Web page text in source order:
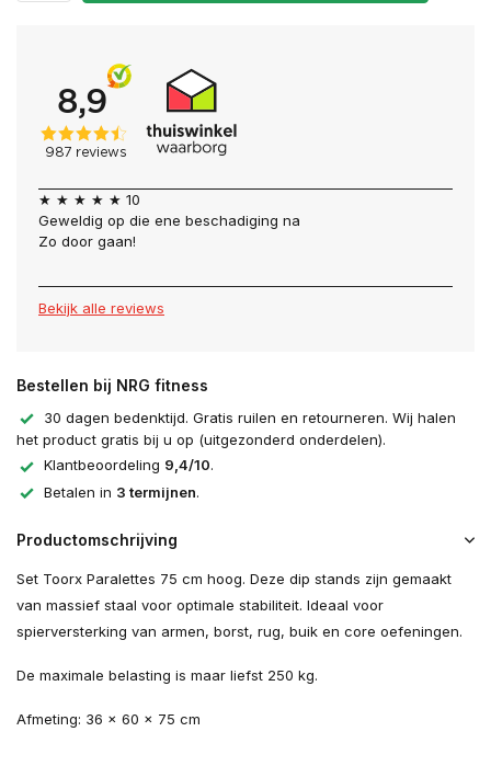
★ ★ ★ ★ ★ 10
Geweldig op die ene beschadiging na
Zo door gaan!
Bekijk alle reviews
Bestellen bij NRG fitness
30 dagen bedenktijd. Gratis ruilen en retourneren. Wij halen
het product gratis bij u op (uitgezonderd onderdelen).
Klantbeoordeling 9,4/10.
Betalen in 3 termijnen.
Productomschrijving
Set Toorx Paralettes 75 cm hoog. Deze dip stands zijn gemaakt
van massief staal voor optimale stabiliteit. Ideaal voor
spierversterking van armen, borst, rug, buik en core oefeningen.
De maximale belasting is maar liefst 250 kg.
Afmeting: 36 x 60 x 75 cm